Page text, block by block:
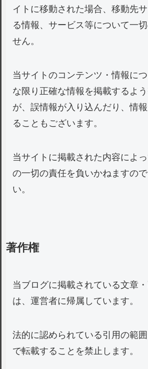
イトに移動された場合、移動先
る情報、サービス等について一
せん。
当サイトのコンテンツ・情報に
な限り正確な情報を掲載するよ
が、誤情報が入り込んだり、情
ることもございます。
当サイトに掲載された内容によ
の一切の責任を負いかねますの
い。
著作権
当ブログに掲載されている文章
は、運営者に帰属しています。
法的に認められている引用の範
で転載することを禁止します。